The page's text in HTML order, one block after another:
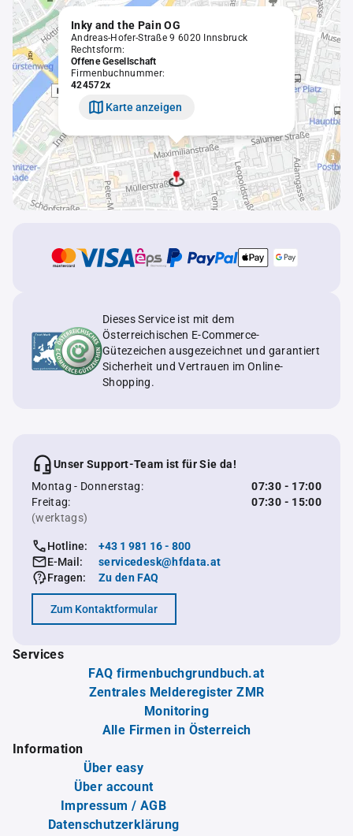
Inky and the Pain OG
Andreas-Hofer-Straße 9 6020 Innsbruck
Rechtsform:
Offene Gesellschaft
Firmenbuchnummer:
424572x
Karte anzeigen
Dieses Service ist mit dem
Österreichischen E-Commerce-
Gütezeichen ausgezeichnet und garantiert
Sicherheit und Vertrauen im Online-
Shopping.
Unser Support-Team ist für Sie da!
Montag - Donnerstag:
07:30 - 17:00
Freitag:
07:30 - 15:00
(werktags)
Hotline:
+43 1 981 16 - 800
E-Mail:
servicedesk@hfdata.at
Fragen:
Zu den FAQ
Zum Kontaktformular
Services
FAQ firmenbuchgrundbuch.at
Zentrales Melderegister ZMR
Monitoring
Alle Firmen in Österreich
Information
Über easy
Über account
Impressum / AGB
Datenschutzerklärung